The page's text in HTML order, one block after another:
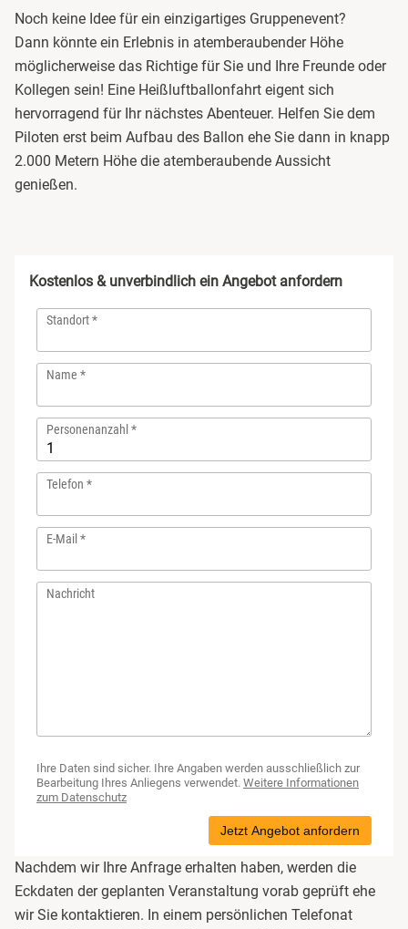
Noch keine Idee für ein einzigartiges Gruppenevent?
Dann könnte ein Erlebnis in atemberaubender Höhe
möglicherweise das Richtige für Sie und Ihre Freunde oder
Kollegen sein! Eine Heißluftballonfahrt eigent sich
hervorragend für Ihr nächstes Abenteuer. Helfen Sie dem
Piloten erst beim Aufbau des Ballon ehe Sie dann in knapp
2.000 Metern Höhe die atemberaubende Aussicht
genießen.
Kostenlos & unverbindlich ein Angebot anfordern
Standort
Name
Personenanzahl
Telefon
E-Mail
Nachricht
Ihre Daten sind sicher. Ihre Angaben werden ausschließlich zur
Bearbeitung Ihres Anliegens verwendet. Weitere Informationen
zum Datenschutz
Jetzt Angebot anfordern
Nachdem wir Ihre Anfrage erhalten haben, werden die
Eckdaten der geplanten Veranstaltung vorab geprüft ehe
wir Sie kontaktieren. In einem persönlichen Telefonat
Niedersachsen
NRW
Rheinland-Pfalz
Saarland
Sachsen-Anhalt
Schleswig-Holstein
Thüringen
Harz
Mecklenburgische Seenplatte
Niederrhein
Nordsee
Ostsee
Österreich
Ruhrgebiet
Schwäbische Alb
Bad Kohlgrub
Bad Königshofen
Bad Rappenau
Bad Rodach
Bamberg
Barnim
Bautzen
Bitterfeld
Bonn
Braunschweig
Bremen